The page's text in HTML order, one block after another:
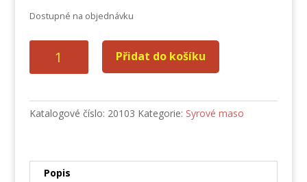
Dostupné na objednávku
kg
Přidat do košíku
Katalogové číslo: 20103 Kategorie: Syrové maso
Popis